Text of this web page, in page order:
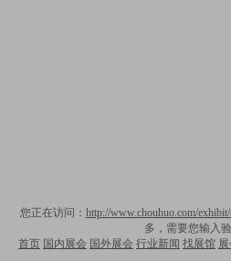
您正在访问： http://www.chouhuo.com/
多，需要您输入
首页 国内展会 国外展会 行业新闻 找展馆